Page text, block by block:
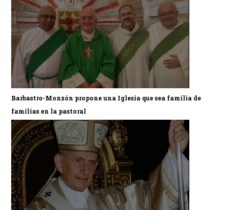
Barbastro-Monzón propone una Iglesia que sea familia de
familias en la pastoral